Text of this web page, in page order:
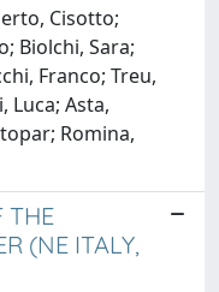
Cisotto;
Biolchi, Sara;
Franco; Treu,
Luca; Asta,
Romina,
THE
(NE ITALY,